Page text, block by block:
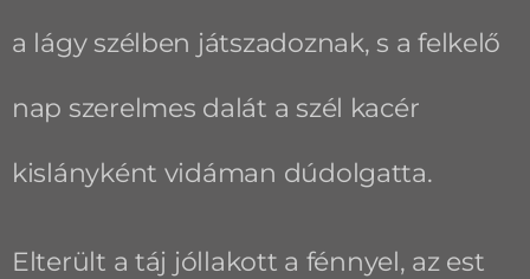
a lágy szélben játszadoznak, s a felkelő
nap szerelmes dalát a szél kacér
kislányként vidáman dúdolgatta.
Elterült a táj jóllakott a fénnyel, az est